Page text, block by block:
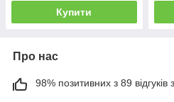
Купити
Про нас
98% позитивних з 89 відгуків